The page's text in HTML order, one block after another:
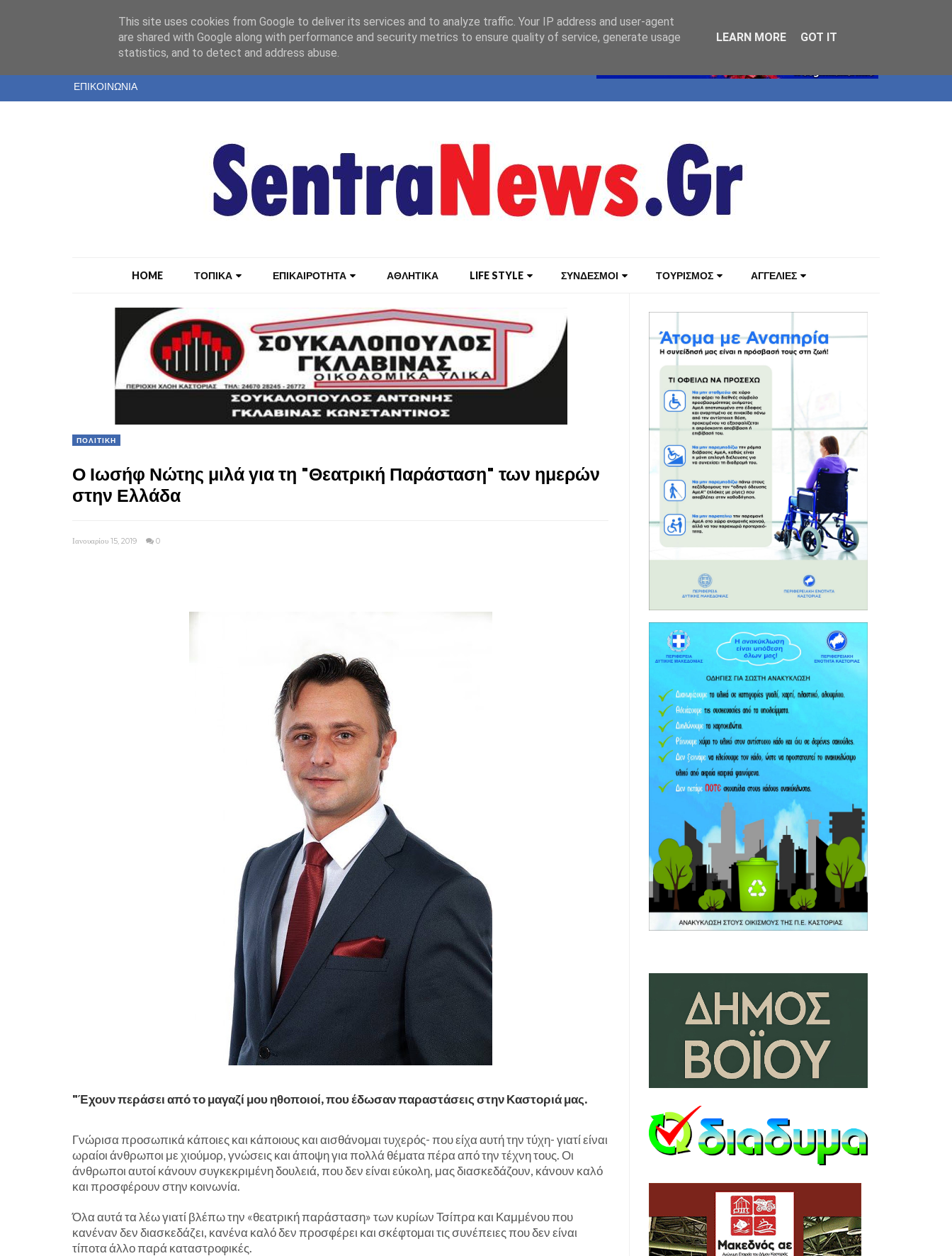
ΤΑΥΤΟΤΗΤΑ
ΕΝΤΥΠΗ ΕΚΔΟΣΗ
ΕΠΙΚΟΙΝΩΝΙΑ
HOME ΤΟΠΙΚΑ ΕΠΙΚΑΙΡΟΤΗΤΑ ΑΘΛΗΤΙΚΑ LIFE STYLE ΣΥΝΔΕΣΜΟΙ ΤΟΥΡΙΣΜΟΣ ΑΓΓΕΛΙΕΣ
ΠΟΛΙΤΙΚΗ
Ο Ιωσήφ Νώτης μιλά για τη "Θεατρική Παράσταση" των ημερών
στην Ελλάδα
Ιανουαρίου 15, 2019 0
"Έχουν περάσει από το μαγαζί μου ηθοποιοί, που έδωσαν παραστάσεις στην Καστοριά μας.
Γνώρισα προσωπικά κάποιες και κάποιους και αισθάνομαι τυχερός- που είχα αυτή την τύχη- γιατί είναι
ωραίοι άνθρωποι με χιούμορ, γνώσεις και άποψη για πολλά θέματα πέρα από την τέχνη τους. Οι
άνθρωποι αυτοί κάνουν συγκεκριμένη δουλειά, που δεν είναι εύκολη, μας διασκεδάζουν, κάνουν καλό
και προσφέρουν στην κοινωνία.
Όλα αυτά τα λέω γιατί βλέπω την «θεατρική παράσταση» των κυρίων Τσίπρα και Καμμένου που
κανέναν δεν διασκεδάζει, κανένα καλό δεν προσφέρει και σκέφτομαι τις συνέπειες που δεν είναι
τίποτα άλλο παρά καταστροφικές.
This site uses cookies from Google to deliver its services and to analyze traffic. Your IP address and user-agent
are shared with Google along with performance and security metrics to ensure quality of service, generate usage
statistics, and to detect and address abuse.
LEARN MORE GOT IT